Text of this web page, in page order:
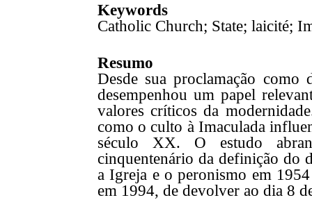
Keywords
Catholic Church; State; laicité;
Resumo
Desde sua proclamação como
desempenhou um papel
valores críticos da
como o culto à Imaculada
século XX. O estudo
cinquentenário da definição do
a Igreja e o peronismo em
em 1994, de devolver ao dia 8